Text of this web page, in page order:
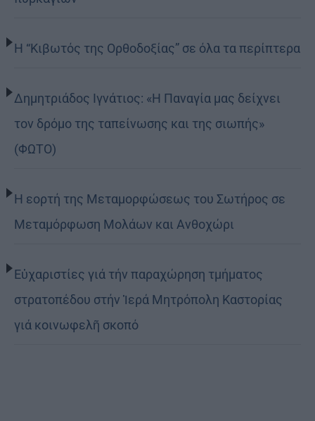
Η “Κιβωτός της Ορθοδοξίας” σε όλα τα περίπτερα
Δημητριάδος Ιγνάτιος: «Η Παναγία μας δείχνει
τον δρόμο της ταπείνωσης και της σιωπής»
(ΦΩΤΟ)
Η εορτή της Μεταμορφώσεως του Σωτήρος σε
Μεταμόρφωση Μολάων και Ανθοχώρι
Εὐχαριστίες γιά τήν παραχώρηση τμήματος
στρατοπέδου στήν Ἱερά Μητρόπολη Καστορίας
γιά κοινωφελῆ σκοπό